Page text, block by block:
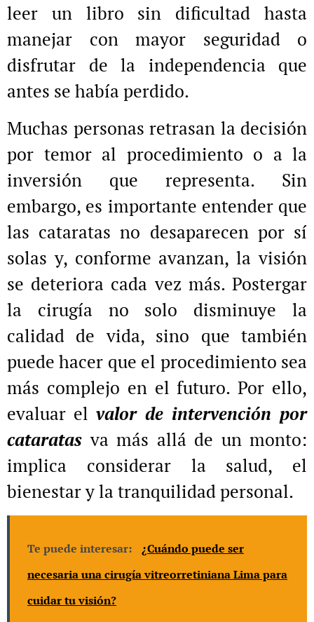
leer un libro sin dificultad hasta
manejar con mayor seguridad o
disfrutar de la independencia que
antes se había perdido.
Muchas personas retrasan la decisión
por temor al procedimiento o a la
inversión que representa. Sin
embargo, es importante entender que
las cataratas no desaparecen por sí
solas y, conforme avanzan, la visión
se deteriora cada vez más. Postergar
la cirugía no solo disminuye la
calidad de vida, sino que también
puede hacer que el procedimiento sea
más complejo en el futuro. Por ello,
evaluar el valor de intervención por
cataratas va más allá de un monto:
implica considerar la salud, el
bienestar y la tranquilidad personal.
Te puede interesar:
¿Cuándo puede ser
necesaria una cirugía vitreorretiniana Lima para
cuidar tu visión?